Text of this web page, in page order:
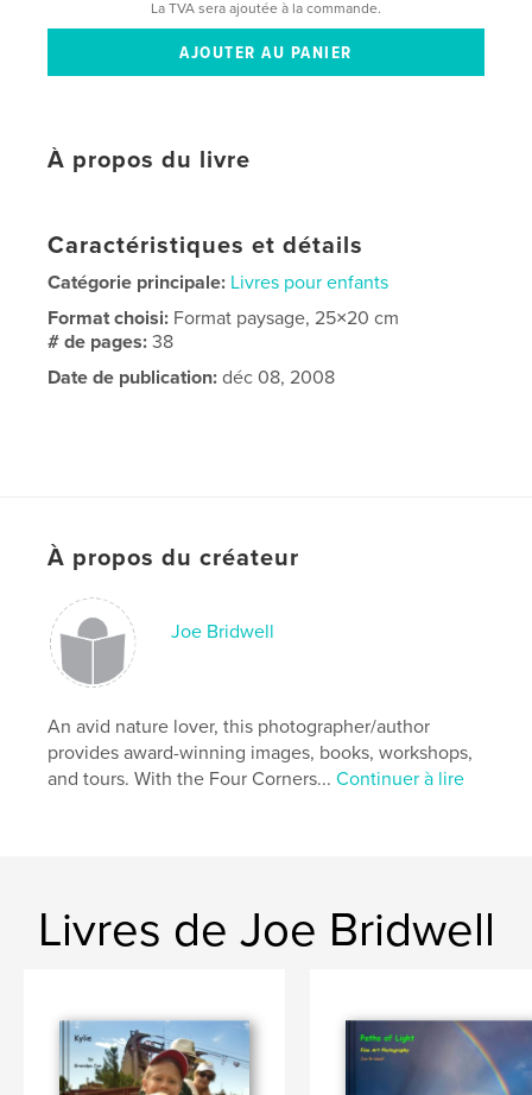
La TVA sera ajoutée à la commande.
À propos du livre
Caractéristiques et détails
Catégorie principale: Livres pour enfants
Format choisi: Format paysage, 25×20 cm
# de pages:38
Date de publication: déc 08, 2008
À propos du créateur
Joe Bridwell
An avid nature lover, this photographer/author
provides award-winning images, books, workshops,
and tours. With the Four Corners...Continuer à lire
Livres de Joe Bridwell